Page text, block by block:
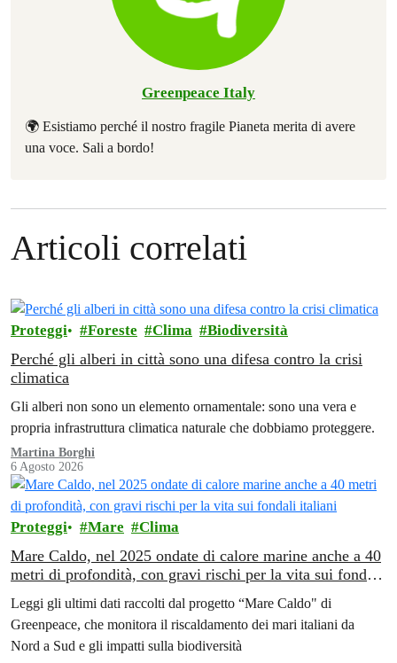
Greenpeace Italy
🌍 Esistiamo perché il nostro fragile Pianeta merita di avere
una voce. Sali a bordo!
Articoli correlati
Proteggi Foreste Clima Biodiversità
Perché gli alberi in città sono una difesa contro la crisi
climatica
Gli alberi non sono un elemento ornamentale: sono una vera e
propria infrastruttura climatica naturale che dobbiamo proteggere.
Martina Borghi
6 Agosto 2026
Proteggi Mare Clima
Mare Caldo, nel 2025 ondate di calore marine anche a 40
metri di profondità, con gravi rischi per la vita sui fondali
Leggi gli ultimi dati raccolti dal progetto “Mare Caldo" di
Greenpeace, che monitora il riscaldamento dei mari italiani da
Nord a Sud e gli impatti sulla biodiversità